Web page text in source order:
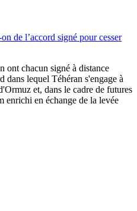
de l’accord signé pour cesser
ont chacun signé à distance
dans lequel Téhéran s'engage à
et, dans le cadre de futures
enrichi en échange de la levée